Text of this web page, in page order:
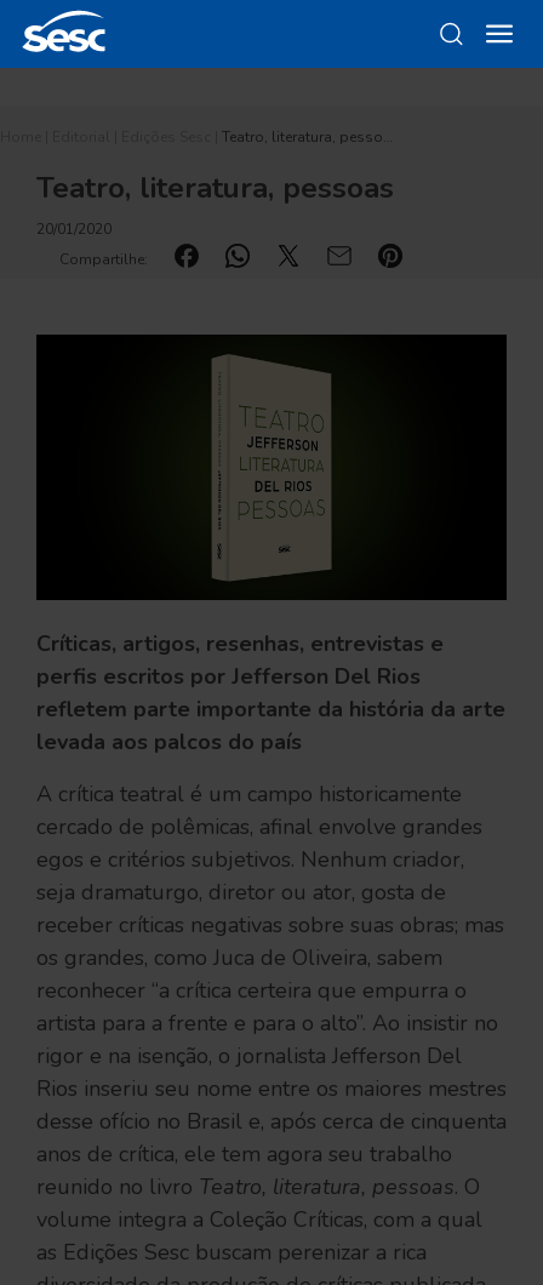
Teatro, literatura, pesso…
Teatro, literatura, pessoas
20/01/2020
Compartilhe:
Críticas, artigos, resenhas, entrevistas e
perfis escritos por Jefferson Del Rios
refletem parte importante da história da arte
levada aos palcos do país
A crítica teatral é um campo historicamente
cercado de polêmicas, afinal envolve grandes
egos e critérios subjetivos. Nenhum criador,
seja dramaturgo, diretor ou ator, gosta de
receber críticas negativas sobre suas obras; mas
os grandes, como Juca de Oliveira, sabem
reconhecer “a crítica certeira que empurra o
artista para a frente e para o alto”. Ao insistir no
rigor e na isenção, o jornalista Jefferson Del
Rios inseriu seu nome entre os maiores mestres
desse ofício no Brasil e, após cerca de cinquenta
anos de crítica, ele tem agora seu trabalho
reunido no livro Teatro, literatura, pessoas. O
volume integra a Coleção Críticas, com a qual
as Edições Sesc buscam perenizar a rica